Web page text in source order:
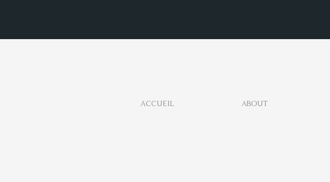
ACCUEIL ABOUT